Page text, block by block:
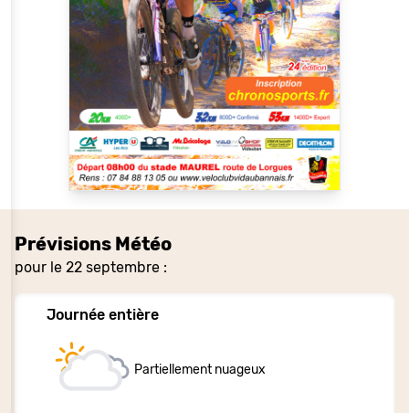
Prévisions Météo
pour le 22 septembre :
Journée entière
Partiellement nuageux